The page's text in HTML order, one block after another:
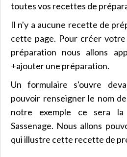
toutes vos recettes de
Il n'y a aucune recette de
cette page. Pour créer
préparation nous allons
+ajouter une préparation.
Un formulaire s'ouvre
pouvoir renseigner le nom
notre exemple ce sera
Sassenage. Nous allons
qui illustre cette recette de